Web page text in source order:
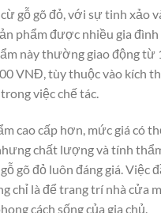
gỗ gõ đỏ, với sự tinh xảo
phẩm được nhiều gia đình
này thường giao động từ
VNĐ, tùy thuộc vào kích
việc chế tác.
cao cấp hơn, mức giá có
chất lượng và tính
gõ đỏ luôn đáng giá. Việc
chỉ là để trang trí nhà cửa
cách sống của gia chủ.